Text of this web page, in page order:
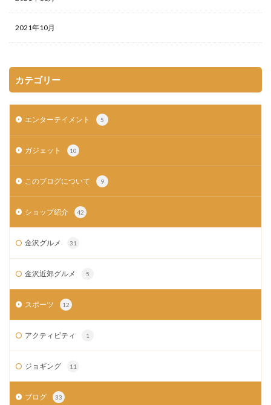
2021年10月
カテゴリー
エンターテイメント 5
ガジェット 10
このブログについて 9
ショップ紹介 42
金沢グルメ 31
金沢近郊グルメ 5
スポーツ 12
アクティビティ 1
ジョギング 11
ブログ 33